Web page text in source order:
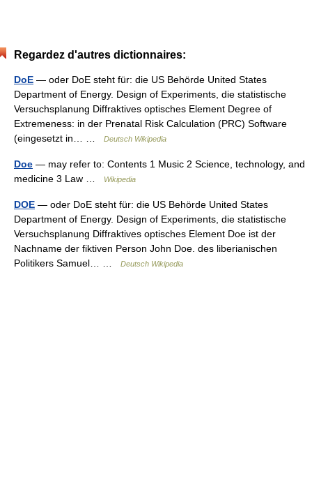
Regardez d'autres dictionnaires:
DoE — oder DoE steht für: die US Behörde United States
Department of Energy. Design of Experiments, die statistische
Versuchsplanung Diffraktives optisches Element Degree of
Extremeness: in der Prenatal Risk Calculation (PRC) Software
(eingesetzt in… …
Deutsch Wikipedia
Doe — may refer to: Contents 1 Music 2 Science, technology, and
medicine 3 Law …
Wikipedia
DOE — oder DoE steht für: die US Behörde United States
Department of Energy. Design of Experiments, die statistische
Versuchsplanung Diffraktives optisches Element Doe ist der
Nachname der fiktiven Person John Doe. des liberianischen
Politikers Samuel… …
Deutsch Wikipedia